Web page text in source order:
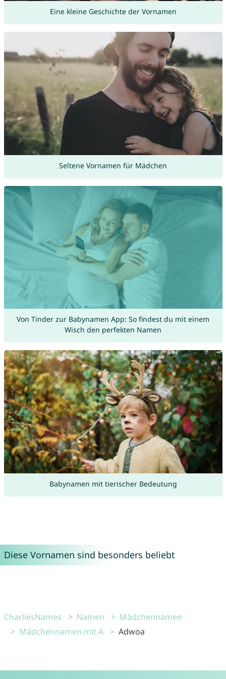
Eine kleine Geschichte der Vornamen
Seltene Vornamen für Mädchen
Von Tinder zur Babynamen App: So findest du mit einem
Wisch den perfekten Namen
Babynamen mit tierischer Bedeutung
Diese Vornamen sind besonders beliebt
CharliesNames Namen
Mädchennamen
Mädchennamen mit A
Adwoa